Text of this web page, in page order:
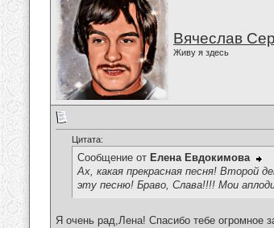
Вячеслав
Живу я здесь
Цитата:
Сообщение от Елена Евдокимова
Ах, какая прекрасная песня! Второй
эту песню! Браво, Слава!!!! Мои
Я очень рад,Лена! Спасибо тебе огромное